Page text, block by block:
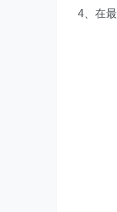
4、在